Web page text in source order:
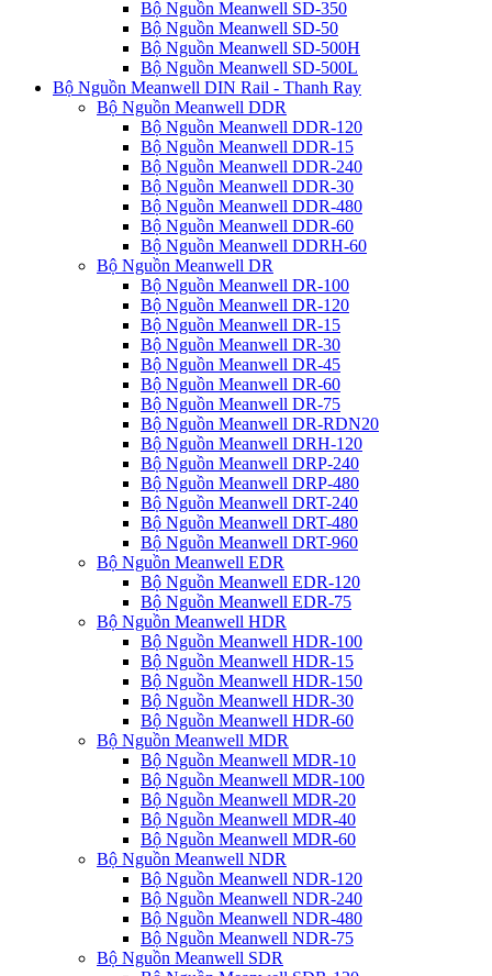
Bộ Nguồn Meanwell SD-350
Bộ Nguồn Meanwell SD-50
Bộ Nguồn Meanwell SD-500H
Bộ Nguồn Meanwell SD-500L
Bộ Nguồn Meanwell DIN Rail - Thanh Ray
Bộ Nguồn Meanwell DDR
Bộ Nguồn Meanwell DDR-120
Bộ Nguồn Meanwell DDR-15
Bộ Nguồn Meanwell DDR-240
Bộ Nguồn Meanwell DDR-30
Bộ Nguồn Meanwell DDR-480
Bộ Nguồn Meanwell DDR-60
Bộ Nguồn Meanwell DDRH-60
Bộ Nguồn Meanwell DR
Bộ Nguồn Meanwell DR-100
Bộ Nguồn Meanwell DR-120
Bộ Nguồn Meanwell DR-15
Bộ Nguồn Meanwell DR-30
Bộ Nguồn Meanwell DR-45
Bộ Nguồn Meanwell DR-60
Bộ Nguồn Meanwell DR-75
Bộ Nguồn Meanwell DR-RDN20
Bộ Nguồn Meanwell DRH-120
Bộ Nguồn Meanwell DRP-240
Bộ Nguồn Meanwell DRP-480
Bộ Nguồn Meanwell DRT-240
Bộ Nguồn Meanwell DRT-480
Bộ Nguồn Meanwell DRT-960
Bộ Nguồn Meanwell EDR
Bộ Nguồn Meanwell EDR-120
Bộ Nguồn Meanwell EDR-75
Bộ Nguồn Meanwell HDR
Bộ Nguồn Meanwell HDR-100
Bộ Nguồn Meanwell HDR-15
Bộ Nguồn Meanwell HDR-150
Bộ Nguồn Meanwell HDR-30
Bộ Nguồn Meanwell HDR-60
Bộ Nguồn Meanwell MDR
Bộ Nguồn Meanwell MDR-10
Bộ Nguồn Meanwell MDR-100
Bộ Nguồn Meanwell MDR-20
Bộ Nguồn Meanwell MDR-40
Bộ Nguồn Meanwell MDR-60
Bộ Nguồn Meanwell NDR
Bộ Nguồn Meanwell NDR-120
Bộ Nguồn Meanwell NDR-240
Bộ Nguồn Meanwell NDR-480
Bộ Nguồn Meanwell NDR-75
Bộ Nguồn Meanwell SDR